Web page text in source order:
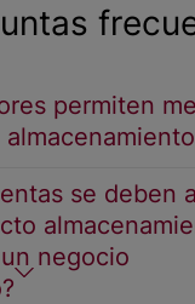
permiten
se deben
negocio